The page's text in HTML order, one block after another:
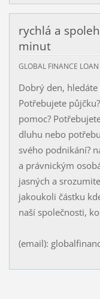
rychlá a
minut
GLOBAL FINANCE
Dobrý den,
Potřebujete
pomoc?
dluhu nebo
svého podnikání?
a právnickým
jasných a
jakoukoli částku
naší společnosti,
(email):